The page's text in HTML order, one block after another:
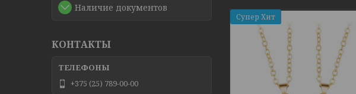
Супер Хит
Наличие документов
КОНТАКТЫ
+375 (25) 789-00-00